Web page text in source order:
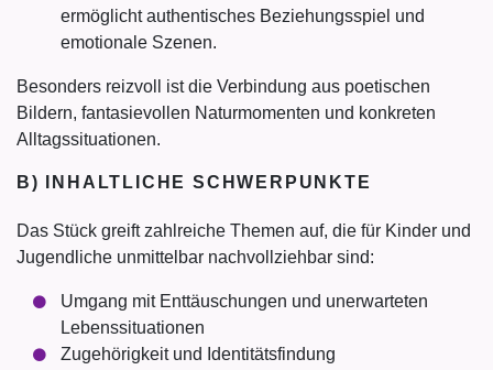
ermöglicht authentisches Beziehungsspiel und
emotionale Szenen.
Besonders reizvoll ist die Verbindung aus poetischen
Bildern, fantasievollen Naturmomenten und konkreten
Alltagssituationen.
B) INHALTLICHE SCHWERPUNKTE
Das Stück greift zahlreiche Themen auf, die für Kinder und
Jugendliche unmittelbar nachvollziehbar sind:
Umgang mit Enttäuschungen und unerwarteten
Lebenssituationen
Zugehörigkeit und Identitätsfindung